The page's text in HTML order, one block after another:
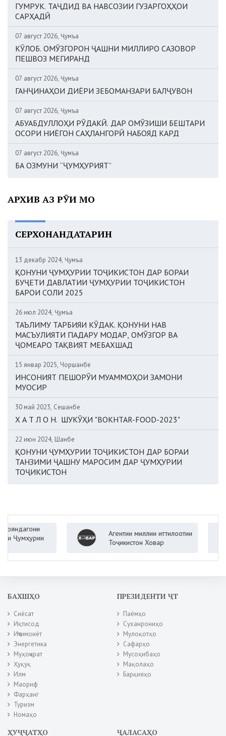
ГУМРУК. ТАҶДИД ВА НАВСОЗИИ ГУЗАРГОҲҲОИ
САРҲАДӢ
07 август 2026, Ҷумъа
КӮЛОБ. ОМӮЗГОРОН ҶАШНИ МИЛЛИРО САЗОВОР
ПЕШВОЗ МЕГИРАНД
07 август 2026, Ҷумъа
ГАНҶИНАҲОИ ДИЁРИ ЗЕБОМАНЗАРИ БАЛҶУВОН
07 август 2026, Ҷумъа
АБУАБДУЛЛОҲИ РӮДАКӢ. ДАР ОМӮЗИШИ БЕШТАРИ
ОСОРИ НИЁГОН САҲЛАНГОРӢ НАБОЯД КАРД
07 август 2026, Ҷумъа
БА ОЗМУНИ “ҶУМҲУРИЯТ”
АРХИВ АЗ РӮИ МОҲ
СЕРХОНАНДАТАРИН
13 декабр 2024, Ҷумъа
ҚОНУНИ ҶУМҲУРИИ ТОҶИКИСТОН ДАР БОРАИ
БУҶЕТИ ДАВЛАТИИ ҶУМҲУРИИ ТОҶИКИСТОН
БАРОИ СОЛИ 2025
26 июл 2024, Ҷумъа
ТАЪЛИМУ ТАРБИЯИ КӮДАК. ҚОНУНИ НАВ
МАСЪУЛИЯТИ ПАДАРУ МОДАР, ОМӮЗГОР ВА
ҶОМЕАРО ТАҚВИЯТ МЕБАХШАД
15 январ 2025, Чоршанбе
ИНСОНИЯТ ПЕШОРӮИ МУАММОҲОИ ЗАМОНИ
МУОСИР
30 май 2023, Сешанбе
Х А Т Л О Н. ШУКӮҲИ "BOKHTAR-FOOD-2023"
22 июн 2024, Шанбе
ҚОНУНИ ҶУМҲУРИИ ТОҶИКИСТОН ДАР БОРАИ
ТАНЗИМИ ҶАШНУ МАРОСИМ ДАР ҶУМҲУРИИ
ТОҶИКИСТОН
Агентии миллии иттилоотии
Тоҷикистон Ховар
БАХШҲО
Сиёсат
Иқтисод
Иҷтимоиёт
Энергетика
Муҳоҷират
Ҳуқуқ
Илм
Маориф
Фарҳанг
Туризм
Номаҳо
ПРЕЗИДЕНТИ ҶТ
Паёмҳо
Суханрониҳо
Мулоқотҳо
Сафарҳо
Мусоҳибаҳо
Мақолаҳо
Барқияҳо
ҲУҶҶАТҲО ҶАЛАСАҲО